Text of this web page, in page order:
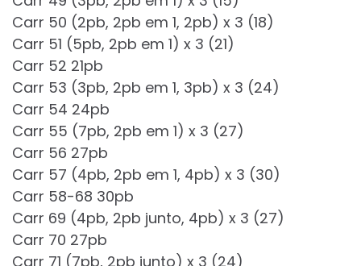
Carr 50 (2pb, 2pb em 1, 2pb) x 3 (18)
Carr 51 (5pb, 2pb em 1) x 3 (21)
Carr 52 21pb
Carr 53 (3pb, 2pb em 1, 3pb) x 3 (24)
Carr 54 24pb
Carr 55 (7pb, 2pb em 1) x 3 (27)
Carr 56 27pb
Carr 57 (4pb, 2pb em 1, 4pb) x 3 (30)
Carr 58-68 30pb
Carr 69 (4pb, 2pb junto, 4pb) x 3 (27)
Carr 70 27pb
Carr 71 (7pb, 2pb junto) x 3 (24)